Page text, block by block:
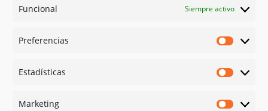
Funcional Siempre activo
Preferencias
Estadísticas
Marketing
Guías
Redes sociales
Instagram
Linked in